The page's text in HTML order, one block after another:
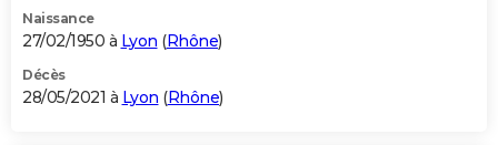
Naissance
27/02/1950 à Lyon (Rhône)
Décès
28/05/2021 à Lyon (Rhône)